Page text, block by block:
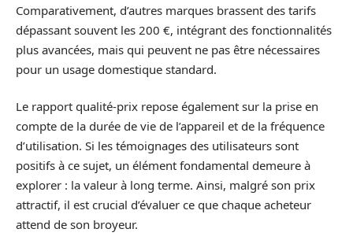
Comparativement, d’autres marques brassent des tarifs
dépassant souvent les 200 €, intégrant des fonctionnalités
plus avancées, mais qui peuvent ne pas être nécessaires
pour un usage domestique standard.
Le rapport qualité-prix repose également sur la prise en
compte de la durée de vie de l’appareil et de la fréquence
d’utilisation. Si les témoignages des utilisateurs sont
positifs à ce sujet, un élément fondamental demeure à
explorer : la valeur à long terme. Ainsi, malgré son prix
attractif, il est crucial d’évaluer ce que chaque acheteur
attend de son broyeur.